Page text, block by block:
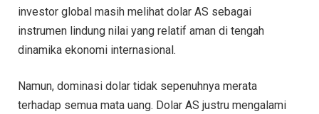
investor global masih melihat dolar AS sebagai
instrumen lindung nilai yang relatif aman di tengah
dinamika ekonomi internasional.
Namun, dominasi dolar tidak sepenuhnya merata
terhadap semua mata uang. Dolar AS justru mengalami